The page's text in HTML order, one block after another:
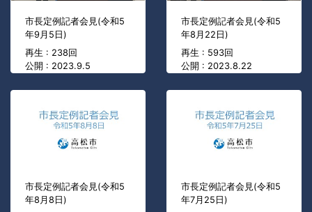
市長定例記者会見(令和5
年9月5日)
再生 : 238回
公開 : 2023.9.5
市長定例記者会見(令和5
年8月22日)
再生 : 593回
公開 : 2023.8.22
市長定例記者会見(令和5
年8月8日)
市長定例記者会見(令和5
年7月25日)